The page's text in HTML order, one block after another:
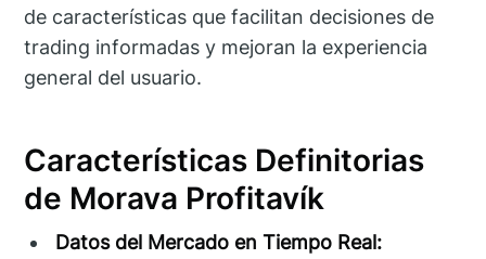
de características que facilitan decisiones de
trading informadas y mejoran la experiencia
general del usuario.
Características Definitorias
de Morava Profitavík
Datos del Mercado en Tiempo Real: